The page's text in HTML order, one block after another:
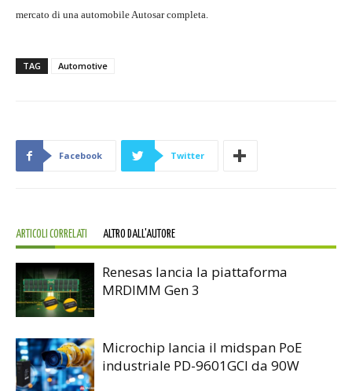
mercato di una automobile Autosar completa.
TAG Automotive
Facebook Twitter
ARTICOLI CORRELATI ALTRO DALL'AUTORE
Renesas lancia la piattaforma
MRDIMM Gen 3
Microchip lancia il midspan PoE
industriale PD-9601GCI da 90W